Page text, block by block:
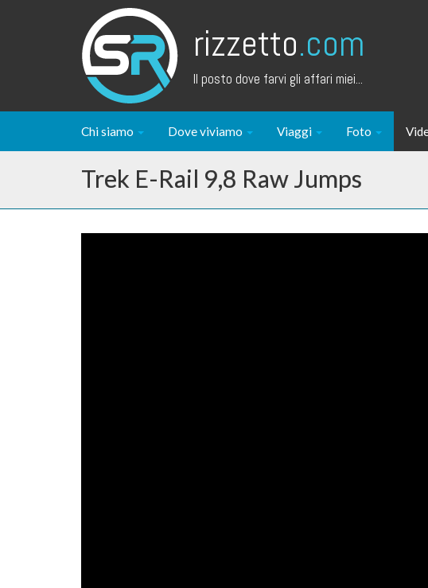
rizzetto.com
Il posto dove farvi gli affari miei...
Chi siamo Dove viviamo Viaggi Foto
Trek E-Rail 9,8 Raw Jumps